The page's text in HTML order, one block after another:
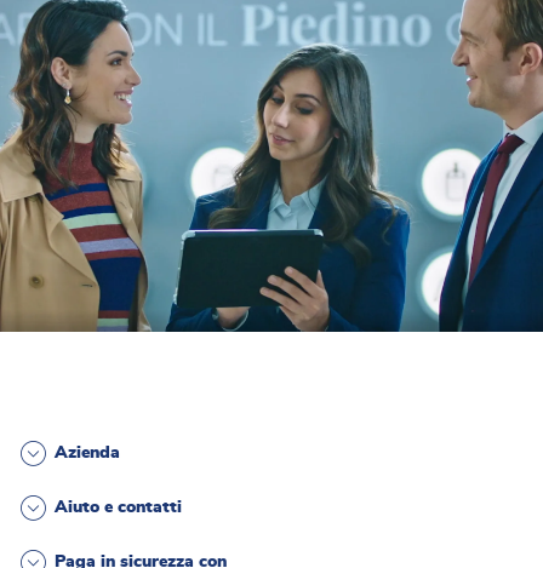
Azienda
Aiuto e contatti
Paga in sicurezza con